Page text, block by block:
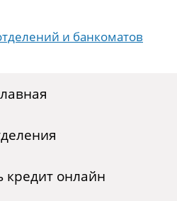
онлайн